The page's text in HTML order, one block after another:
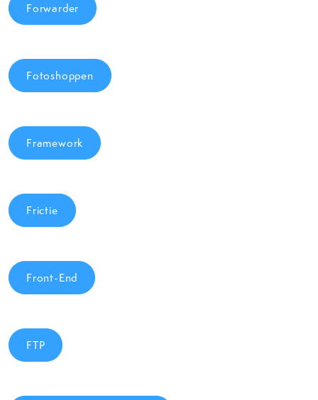
Forwarder
Fotoshoppen
Framework
Frictie
Front-End
FTP